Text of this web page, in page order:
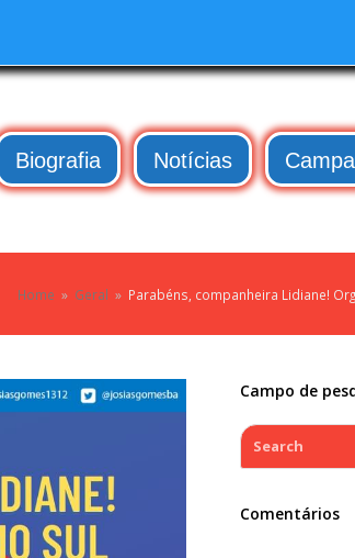
Biografia Notícias
Home » Geral » Parabéns, companheira Lidiane!
Campo de
Search
Comentários